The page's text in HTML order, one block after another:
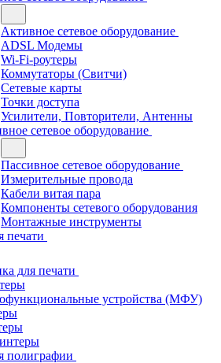
Активное сетевое оборудование
ADSL Модемы
Wi-Fi-роутеры
Коммутаторы (Свитчи)
Сетевые карты
Точки доступа
Усилители, Повторители, Антенны
сетевое оборудование
Пассивное сетевое оборудование
Измерительные провода
Кабели витая пара
Компоненты сетевого оборудования
Монтажные инструменты
печати
для печати
устройства (МФУ)
полиграфии